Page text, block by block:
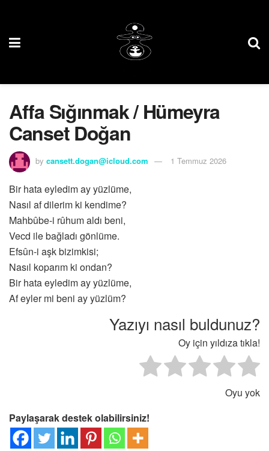
Affa Sığınmak / Hümeyra
Canset Doğan
by cansett.dogan@icloud.com 1 Temmuz 2026
Bir hata eyledim ay yüzlüme,
Nasıl af dilerim ki kendime?
Mahbûbe-i rûhum aldı beni,
Vecd ile bağladı gönlüme.
Efsûn-i aşk bizimkisi;
Nasıl koparım ki ondan?
Bir hata eyledim ay yüzlüme,
Af eyler mi beni ay yüzlüm?
Yazıyı nasıl buldunuz?
Oy için yıldıza tıkla!
Oyu yok
Paylaşarak destek olabilirsiniz!